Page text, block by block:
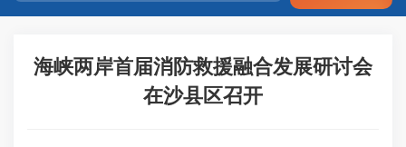
海峡两岸首届消防救援融合发展研讨会
在沙县区召开